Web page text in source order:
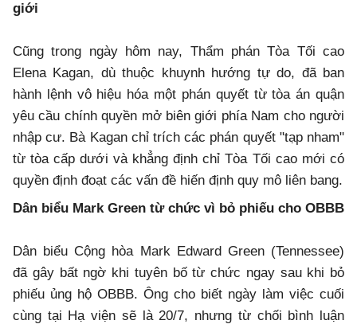
giới
Cũng trong ngày hôm nay, Thẩm phán Tòa Tối cao
Elena Kagan, dù thuộc khuynh hướng tự do, đã ban
hành lệnh vô hiệu hóa một phán quyết từ tòa án quận
yêu cầu chính quyền mở biên giới phía Nam cho người
nhập cư. Bà Kagan chỉ trích các phán quyết "tạp nham"
từ tòa cấp dưới và khẳng định chỉ Tòa Tối cao mới có
quyền định đoạt các vấn đề hiến định quy mô liên bang.
Dân biểu Mark Green từ chức vì bỏ phiếu cho OBBB
Dân biểu Cộng hòa Mark Edward Green (Tennessee)
đã gây bất ngờ khi tuyên bố từ chức ngay sau khi bỏ
phiếu ủng hộ OBBB. Ông cho biết ngày làm việc cuối
cùng tại Hạ viện sẽ là 20/7, nhưng từ chối bình luận